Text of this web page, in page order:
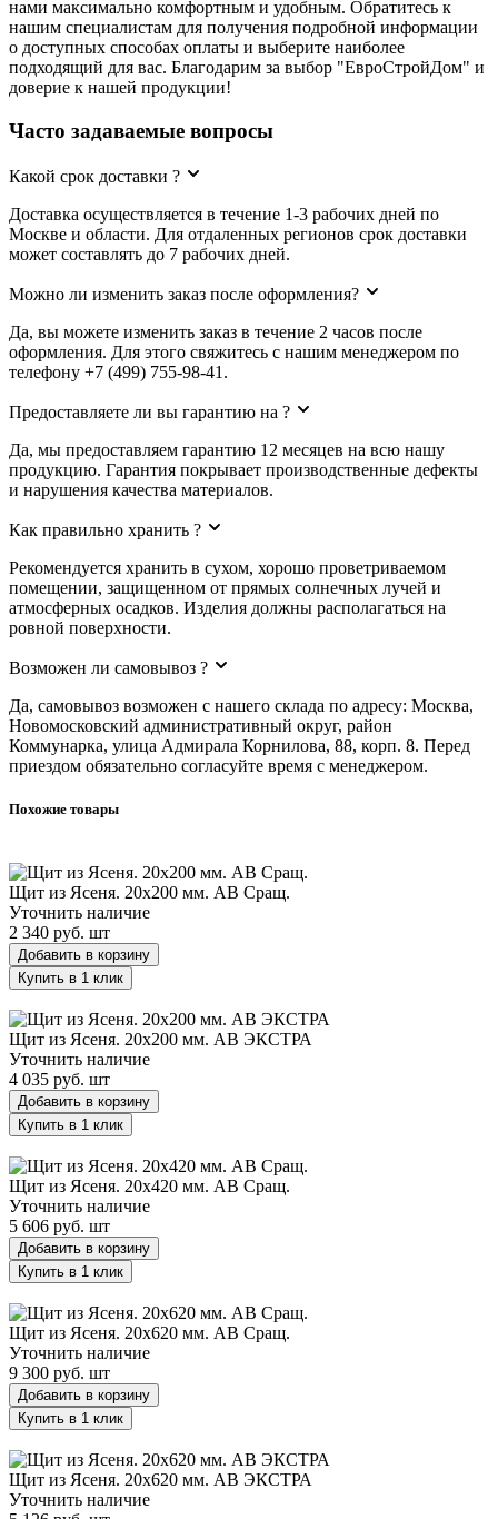
нами максимально комфортным и удобным. Обратитесь к
нашим специалистам для получения подробной информации
о доступных способах оплаты и выберите наиболее
подходящий для вас. Благодарим за выбор "ЕвроСтройДом" и
доверие к нашей продукции!
Часто задаваемые вопросы
Какой срок доставки ?
Доставка осуществляется в течение 1-3 рабочих дней по
Москве и области. Для отдаленных регионов срок доставки
может составлять до 7 рабочих дней.
Можно ли изменить заказ после оформления?
Да, вы можете изменить заказ в течение 2 часов после
оформления. Для этого свяжитесь с нашим менеджером по
телефону +7 (499) 755-98-41.
Предоставляете ли вы гарантию на ?
Да, мы предоставляем гарантию 12 месяцев на всю нашу
продукцию. Гарантия покрывает производственные дефекты
и нарушения качества материалов.
Как правильно хранить ?
Рекомендуется хранить в сухом, хорошо проветриваемом
помещении, защищенном от прямых солнечных лучей и
атмосферных осадков. Изделия должны располагаться на
ровной поверхности.
Возможен ли самовывоз ?
Да, самовывоз возможен с нашего склада по адресу: Москва,
Новомосковский административный округ, район
Коммунарка, улица Адмирала Корнилова, 88, корп. 8. Перед
приездом обязательно согласуйте время с менеджером.
Похожие товары
Щит из Ясеня. 20х200 мм. AB Сращ.
Уточнить наличие
2 340 руб. шт
Добавить в корзину
Купить в 1 клик
Щит из Ясеня. 20х200 мм. AB ЭКСТРА
Уточнить наличие
4 035 руб. шт
Добавить в корзину
Купить в 1 клик
Щит из Ясеня. 20х420 мм. AB Сращ.
Уточнить наличие
5 606 руб. шт
Добавить в корзину
Купить в 1 клик
Щит из Ясеня. 20х620 мм. AB Сращ.
Уточнить наличие
9 300 руб. шт
Добавить в корзину
Купить в 1 клик
Щит из Ясеня. 20х620 мм. AB ЭКСТРА
Уточнить наличие